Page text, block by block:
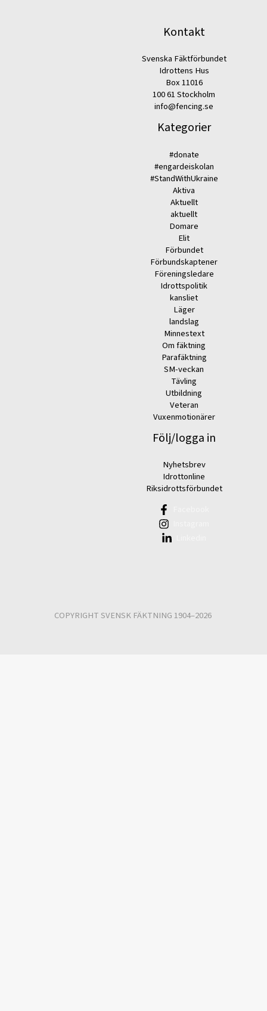
Kontakt
Svenska Fäktförbundet
Idrottens Hus
Box 11016
100 61 Stockholm
info@fencing.se
Kategorier
#donate
#engardeiskolan
#StandWithUkraine
Aktiva
Aktuellt
aktuellt
Domare
Elit
Förbundet
Förbundskaptener
Föreningsledare
Idrottspolitik
kansliet
Läger
landslag
Minnestext
Om fäktning
Parafäktning
SM-veckan
Tävling
Utbildning
Veteran
Vuxenmotionärer
Följ/logga in
Nyhetsbrev
Idrottonline
Riksidrottsförbundet
COPYRIGHT SVENSK FÄKTNING 1904–2026